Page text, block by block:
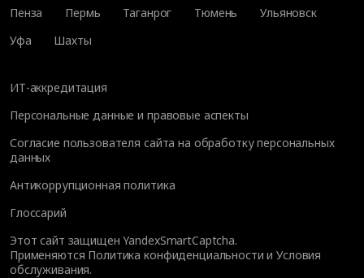
Пенза
Пермь Таганрог Тюмень
Ульяновск
Уфа
Шахты
ИТ-аккредитация
Персональные данные и правовые аспекты
Согласие пользователя сайта на обработку персональных
данных
Антикоррупционная политика
Глоссарий
Этот сайт защищен YandexSmartCaptcha.
Применяются Политика конфиденциальности иУсловия
обслуживания.